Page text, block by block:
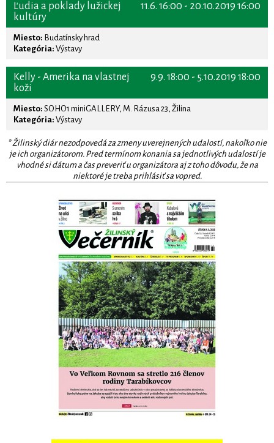
11.6. 16:00 - 20.10.2019 16:00
Ľudia a poklady lužickej
kultúry
Miesto: Budatínsky hrad
Kategória: Výstavy
9.9. 18:00 - 5.10.2019 18:00
Kelly - Amerika na vlastnej
koži
Miesto: SOHO1 miniGALLERY, M. Rázusa 23, Žilina
Kategória: Výstavy
* Žilinský diár nezodpovedá za zmeny uverejnených udalostí, nakoľko nie
je ich organizátorom. Pred termínom konania sa jednotlivých udalostí je
vhodné si dátum a čas preveriť u organizátora aj z toho dôvodu, že na
niektoré je treba prihlásiť sa vopred.